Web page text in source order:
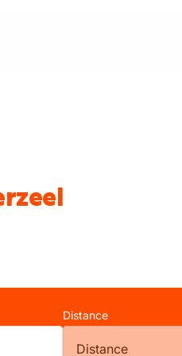
Distance
Distance